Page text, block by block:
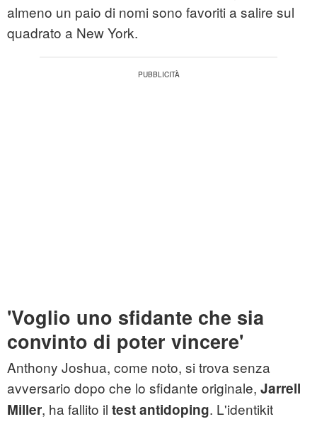
almeno un paio di nomi sono favoriti a salire sul
quadrato a New York.
'Voglio uno sfidante che sia
convinto di poter vincere'
Anthony Joshua, come noto, si trova senza
avversario dopo che lo sfidante originale, Jarrell
Miller, ha fallito il test antidoping. L'identikit